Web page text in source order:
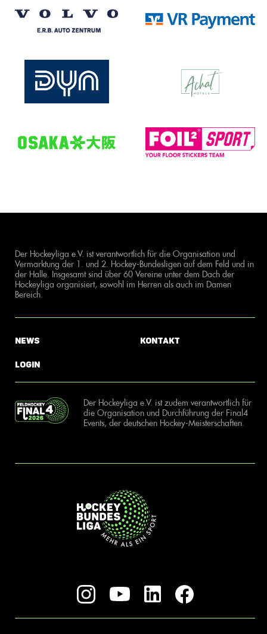
Der Hockeyliga e.V. ist verantwortlich für die Organisation und
Vermarktung der 1. und 2. Hockey-Bundesligen auf dem Feld und in
der Halle. Insgesamt sind über 60 Vereine unter dem Dach der
Hockeyliga organisiert, sowohl im Herren als auch im Damen
Bereich.
News
Login
Kontakt
Der Hockeyliga e.V. ist zudem verantwortlich für
die Organisation und Durchführung der Final4
Events, der deutschen Hockey-Meisterschaften.